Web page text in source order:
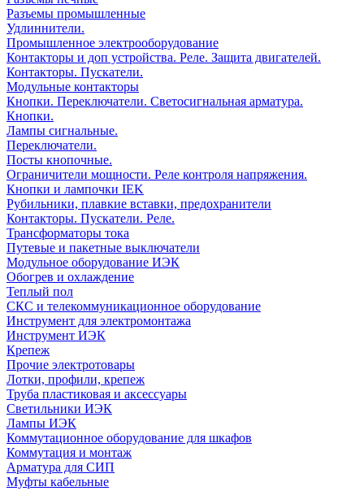
Разъемы промышленные
Удлиннители.
Промышленное электрооборудование
Контакторы и доп устройства. Реле. Защита двигателей.
Контакторы. Пускатели.
Модульные контакторы
Кнопки. Переключатели. Светосигнальная арматура.
Кнопки.
Лампы сигнальные.
Переключатели.
Посты кнопочные.
Ограничители мощности. Реле контроля напряжения.
Кнопки и лампочки IEK
Рубильники, плавкие вставки, предохранители
Контакторы. Пускатели. Реле.
Трансформаторы тока
Путевые и пакетные выключатели
Модульное оборудование ИЭК
Обогрев и охлаждение
Теплый пол
СКС и телекоммуникационное оборудование
Инструмент для электромонтажа
Инструмент ИЭК
Крепеж
Прочие электротовары
Лотки, профили, крепеж
Труба пластиковая и аксессуары
Светильники ИЭК
Лампы ИЭК
Коммутационное оборудование для шкафов
Коммутация и монтаж
Арматура для СИП
Муфты кабельные